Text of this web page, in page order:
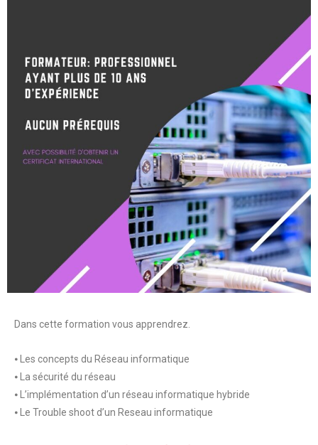
Dans cette formation vous apprendrez.
⦁ Les concepts du Réseau informatique
⦁ La sécurité du réseau
⦁ L’implémentation d’un réseau informatique hybride
⦁ Le Trouble shoot d’un Reseau informatique